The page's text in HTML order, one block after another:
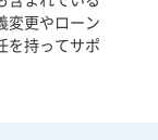
変更やローン
を持ってサポ